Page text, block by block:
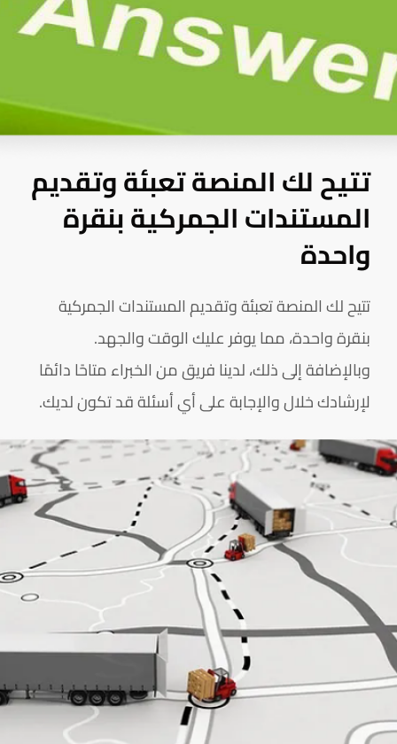
تتيح لك المنصة تعبئة وتقديم
المستندات الجمركية بنقرة
واحدة
تتيح لك المنصة تعبئة وتقديم المستندات الجمركية
بنقرة واحدة، مما يوفر عليك الوقت والجهد.
وبالإضافة إلى ذلك، لدينا فريق من الخبراء متاحًا دائمًا
لإرشادك خلال والإجابة على أي أسئلة قد تكون لديك.